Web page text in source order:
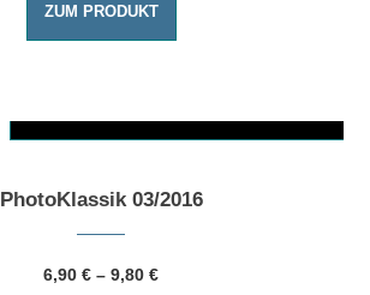
ZUM PRODUKT
Dieses Produkt weist mehrere Varianten auf. Die Optionen können auf der Produktseite gewählt werden
PhotoKlassik 03/2016
6,90 € – 9,80 €